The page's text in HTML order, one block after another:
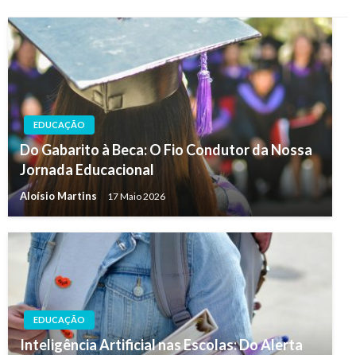
EDUCAÇÃO
Do Gabarito à Beca: O Fio Condutor da Nossa
Jornada Educacional
Aloísio Martins 17 Maio 2026
EDUCAÇÃO
Inteligência Artificial nas Escolas: Do Alerta